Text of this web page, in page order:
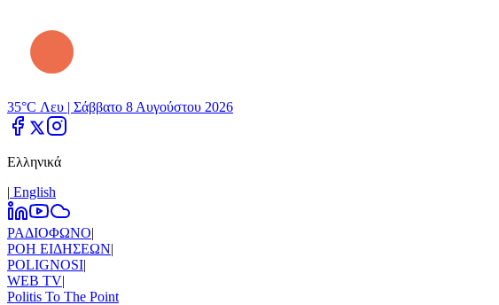
35°C Λευ | Σάββατο 8 Αυγούστου 2026
Ελληνικά
| Εnglish
ΡΑΔΙΟΦΩΝΟ|
ΡΟΗ ΕΙΔΗΣΕΩΝ|
POLIGNOSI|
WEB TV|
Politis To The Point